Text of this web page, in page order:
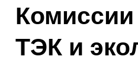
Комиссии
ТЭК и